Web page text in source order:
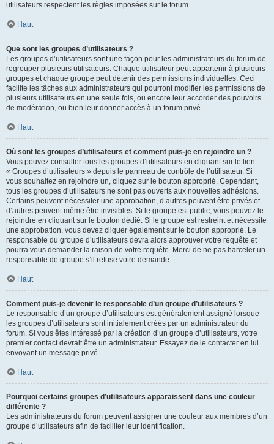
utilisateurs respectent les règles imposées sur le forum.
Haut
Que sont les groupes d’utilisateurs ?
Les groupes d’utilisateurs sont une façon pour les administrateurs du forum de
regrouper plusieurs utilisateurs. Chaque utilisateur peut appartenir à plusieurs
groupes et chaque groupe peut détenir des permissions individuelles. Ceci
facilite les tâches aux administrateurs qui pourront modifier les permissions de
plusieurs utilisateurs en une seule fois, ou encore leur accorder des pouvoirs
de modération, ou bien leur donner accès à un forum privé.
Haut
Où sont les groupes d’utilisateurs et comment puis-je en rejoindre un ?
Vous pouvez consulter tous les groupes d’utilisateurs en cliquant sur le lien
« Groupes d’utilisateurs » depuis le panneau de contrôle de l’utilisateur. Si
vous souhaitez en rejoindre un, cliquez sur le bouton approprié. Cependant,
tous les groupes d’utilisateurs ne sont pas ouverts aux nouvelles adhésions.
Certains peuvent nécessiter une approbation, d’autres peuvent être privés et
d’autres peuvent même être invisibles. Si le groupe est public, vous pouvez le
rejoindre en cliquant sur le bouton dédié. Si le groupe est restreint et nécessite
une approbation, vous devez cliquer également sur le bouton approprié. Le
responsable du groupe d’utilisateurs devra alors approuver votre requête et
pourra vous demander la raison de votre requête. Merci de ne pas harceler un
responsable de groupe s’il refuse votre demande.
Haut
Comment puis-je devenir le responsable d’un groupe d’utilisateurs ?
Le responsable d’un groupe d’utilisateurs est généralement assigné lorsque
les groupes d’utilisateurs sont initialement créés par un administrateur du
forum. Si vous êtes intéressé par la création d’un groupe d’utilisateurs, votre
premier contact devrait être un administrateur. Essayez de le contacter en lui
envoyant un message privé.
Haut
Pourquoi certains groupes d’utilisateurs apparaissent dans une couleur
différente ?
Les administrateurs du forum peuvent assigner une couleur aux membres d’un
groupe d’utilisateurs afin de faciliter leur identification.